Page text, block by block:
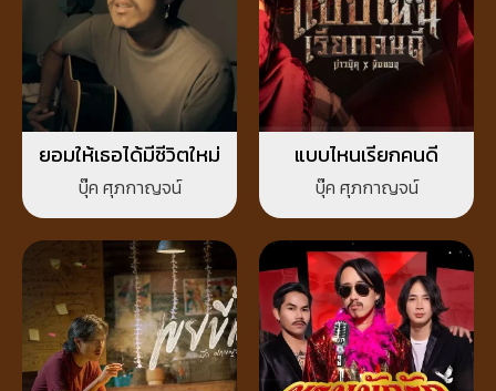
ยอมให้เธอได้มีชีวิตใหม่
บุ๊ค ศุภกาญจน์
แบบไหนเรียกคนดี
บุ๊ค ศุภกาญจน์